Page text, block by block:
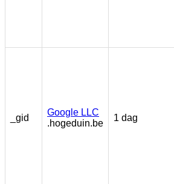
_gid
Google LLC
.hogeduin.be
1 dag